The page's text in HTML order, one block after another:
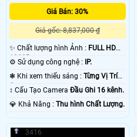
Giá Bán: 30%
Giá gốc: 8,837,000 ₫
✨ Chất lượng hình Ảnh : FULL HD
1080P .
⚙ Sử dụng công nghệ : IP.
❃ Khi xem thiếu sáng : Từng Vị Trí
Camera .
↕️ Cấu Tạo Camera Đầu Ghi 16 kênh.
️💎 Khả Năng : Thu hình Chất Lượng.
3416